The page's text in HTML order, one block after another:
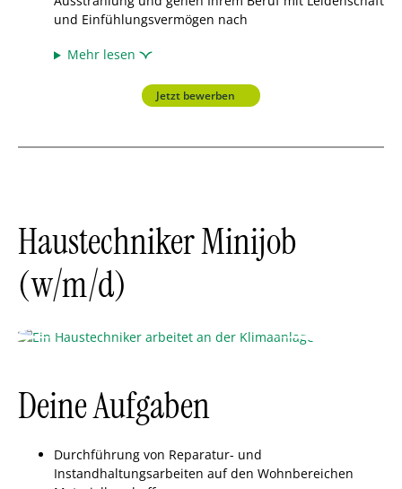
und Einfühlungsvermögen nach
Mehr lesen
Jetzt bewerben
Haustechniker Minijob
(w/m/d)
Deine Aufgaben
Durchführung von Reparatur- und
Instandhaltungsarbeiten auf den Wohnbereichen